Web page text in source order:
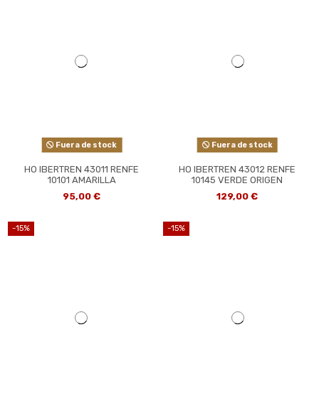
Fuera de stock
HO IBERTREN 43011 RENFE
10101 AMARILLA
95,00 €
Fuera de stock
HO IBERTREN 43012 RENFE
10145 VERDE ORIGEN
129,00 €
-15% -15%